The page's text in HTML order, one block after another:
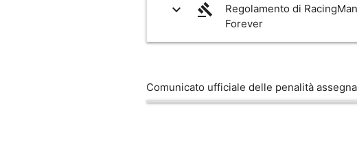
expand_more gavel
Regolamento di
Forever
Comunicato ufficiale delle penalità